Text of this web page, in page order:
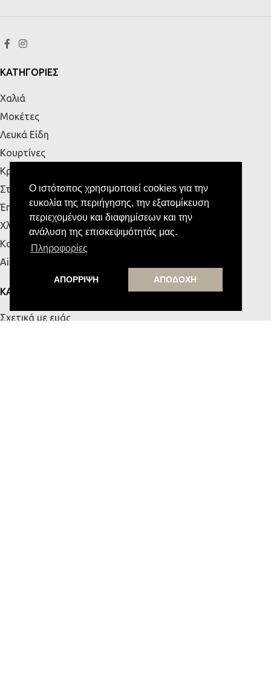
Ο ιστότοπος χρησιμοποιεί cookies για την
ευκολία της περιήγησης, την εξατομίκευση
περιεχομένου και διαφημίσεων και την
ανάλυση της επισκεψιμότητάς μας.
Πληροφορίες
ΑΠΟΡΡΙΨΗ ΑΠΟΔΟΧΗ
ΚΑΤΗΓΟΡΙΕΣ
Χαλιά
Μοκέτες
Λευκά Είδη
Κουρτίνες
Κρεβάτια
Στρώματα
Έπιπλα Εξωτερικού Χώρου
Χλοοτάπητες
Κουζίνα
Airbnb
ΚΑΤΑΣΤΗΜΑΤΑ
Σχετικά με εμάς